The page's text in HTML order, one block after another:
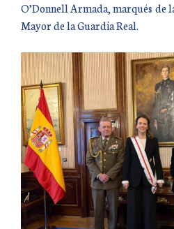
O’Donnell Armada, marqués de
Mayor de la Guardia Real.